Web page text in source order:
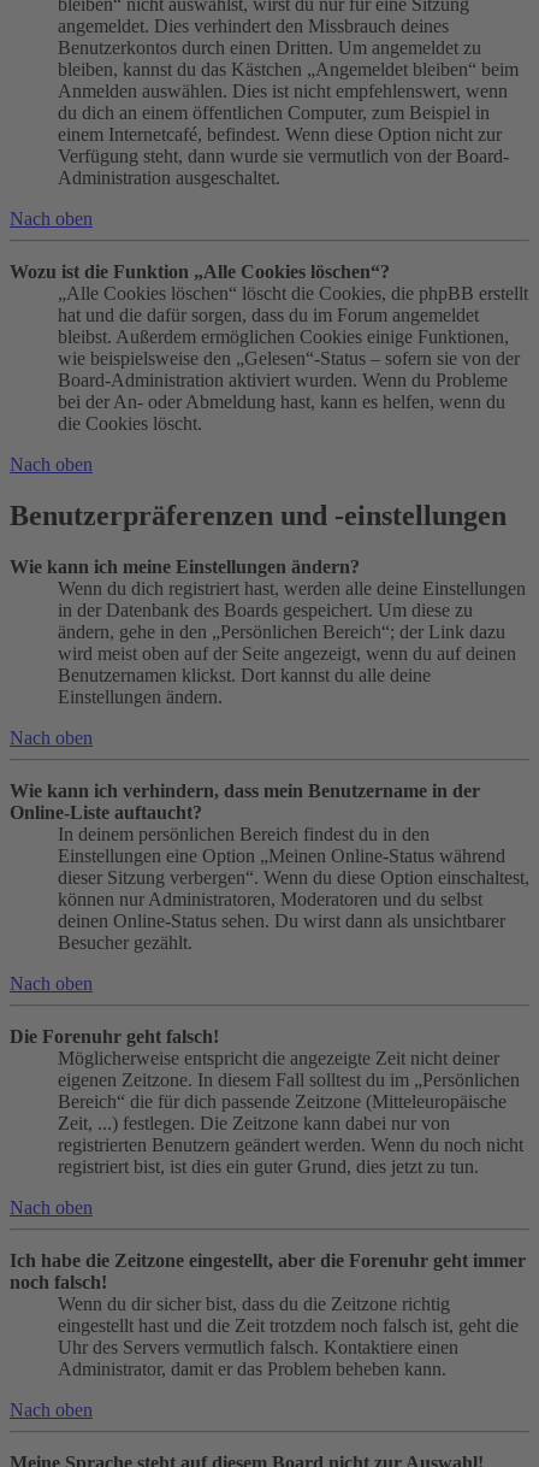
bleiben“ nicht auswählst, wirst du nur für eine Sitzung
angemeldet. Dies verhindert den Missbrauch deines
Benutzerkontos durch einen Dritten. Um angemeldet zu
bleiben, kannst du das Kästchen „Angemeldet bleiben“ beim
Anmelden auswählen. Dies ist nicht empfehlenswert, wenn
du dich an einem öffentlichen Computer, zum Beispiel in
einem Internetcafé, befindest. Wenn diese Option nicht zur
Verfügung steht, dann wurde sie vermutlich von der Board-
Administration ausgeschaltet.
Nach oben
Wozu ist die Funktion „Alle Cookies löschen“?
„Alle Cookies löschen“ löscht die Cookies, die phpBB erstellt
hat und die dafür sorgen, dass du im Forum angemeldet
bleibst. Außerdem ermöglichen Cookies einige Funktionen,
wie beispielsweise den „Gelesen“-Status – sofern sie von der
Board-Administration aktiviert wurden. Wenn du Probleme
bei der An- oder Abmeldung hast, kann es helfen, wenn du
die Cookies löscht.
Nach oben
Benutzerpräferenzen und -einstellungen
Wie kann ich meine Einstellungen ändern?
Wenn du dich registriert hast, werden alle deine Einstellungen
in der Datenbank des Boards gespeichert. Um diese zu
ändern, gehe in den „Persönlichen Bereich“; der Link dazu
wird meist oben auf der Seite angezeigt, wenn du auf deinen
Benutzernamen klickst. Dort kannst du alle deine
Einstellungen ändern.
Nach oben
Wie kann ich verhindern, dass mein Benutzername in der
Online-Liste auftaucht?
In deinem persönlichen Bereich findest du in den
Einstellungen eine Option „Meinen Online-Status während
dieser Sitzung verbergen“. Wenn du diese Option einschaltest,
können nur Administratoren, Moderatoren und du selbst
deinen Online-Status sehen. Du wirst dann als unsichtbarer
Besucher gezählt.
Nach oben
Die Forenuhr geht falsch!
Möglicherweise entspricht die angezeigte Zeit nicht deiner
eigenen Zeitzone. In diesem Fall solltest du im „Persönlichen
Bereich“ die für dich passende Zeitzone (Mitteleuropäische
Zeit, ...) festlegen. Die Zeitzone kann dabei nur von
registrierten Benutzern geändert werden. Wenn du noch nicht
registriert bist, ist dies ein guter Grund, dies jetzt zu tun.
Nach oben
Ich habe die Zeitzone eingestellt, aber die Forenuhr geht immer
noch falsch!
Wenn du dir sicher bist, dass du die Zeitzone richtig
eingestellt hast und die Zeit trotzdem noch falsch ist, geht die
Uhr des Servers vermutlich falsch. Kontaktiere einen
Administrator, damit er das Problem beheben kann.
Nach oben
Meine Sprache steht auf diesem Board nicht zur Auswahl!